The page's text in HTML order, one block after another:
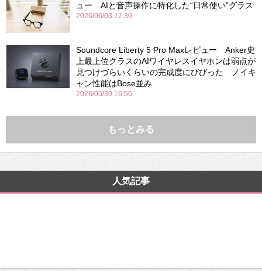
ュー AIと音声操作に特化した“日常使い”グラス
2026/06/03 17:30
Soundcore Liberty 5 Pro Maxレビュー Anker史
上最上位クラスのAIワイヤレスイヤホンは弱点が
見つけづらいくらいの完成度にびびった ノイキ
ャン性能はBose並み
2026/05/30 16:56
もっとみる
人気記事